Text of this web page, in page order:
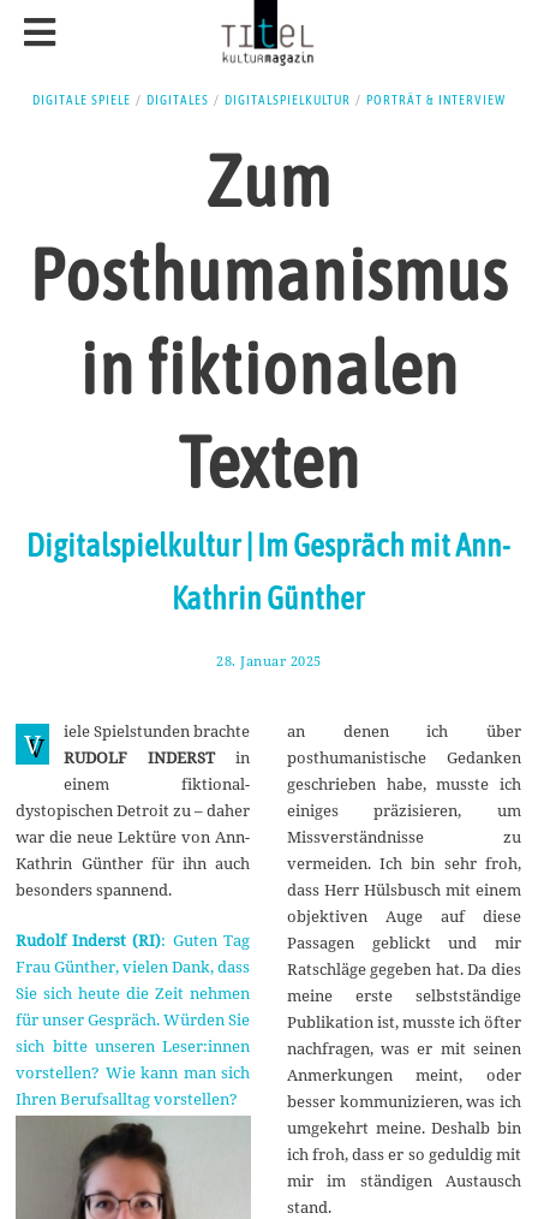
DIGITALE SPIELE / DIGITALES / DIGITALSPIELKULTUR / PORTRÄT & INTERVIEW
Zum
Posthumanismus
in fiktionalen
Texten
Digitalspielkultur | Im Gespräch mit Ann-
Kathrin Günther
28. Januar 2025
r
u
a
r
2
0
2
V
iele Spielstunden brachte
RUDOLF INDERSTin
einem fiktional-
dystopischen Detroit zu – daher
war die neue Lektüre von Ann-
Kathrin Günther für ihn auch
besonders spannend.
Rudolf Inderst (RI): Guten Tag
Frau Günther, vielen Dank, dass
Sie sich heute die Zeit nehmen
für unser Gespräch. Würden Sie
sich bitte unseren Leser:innen
vorstellen? Wie kann man sich
Ihren Berufsalltag vorstellen?
an denen ich über
posthumanistische Gedanken
geschrieben habe, musste ich
einiges präzisieren, um
Missverständnisse zu
vermeiden. Ich bin sehr froh,
dass Herr Hülsbusch mit einem
objektiven Auge auf diese
Passagen geblickt und mir
Ratschläge gegeben hat. Da dies
meine erste selbstständige
Publikation ist, musste ich öfter
nachfragen, was er mit seinen
Anmerkungen meint, oder
besser kommunizieren, was ich
umgekehrt meine. Deshalb bin
ich froh, dass er so geduldig mit
mir im ständigen Austausch
stand.